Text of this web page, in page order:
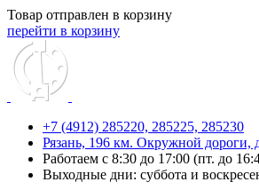
Товар отправлен в корзину
перейти в корзину
+7 (4912) 285220, 285225, 285230
Рязань, 196 км. Окружной дороги,
Работаем с 8:30 до 17:00 (пт. до
Выходные дни: суббота и